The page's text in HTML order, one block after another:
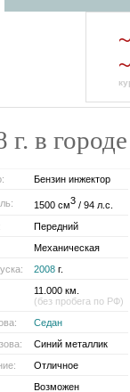
г. в
Бензин инжектор
1500 см3 / 94 л.с.
Передний
Механическая
2008 г.
11.000 км.
(без пробега по РФ)
Седан
Синий металлик
Отличное
Возможен